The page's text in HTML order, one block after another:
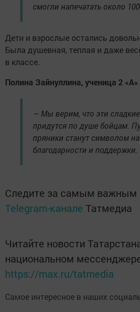
смогли напечатать около
Дети и взрослые остались
Была душевная, теплая и даже
в классе.
Полина Зайнуллина, ученица 2 «А»
— Мы верим, что эти
придутся по душе бойцам.
пряники станут символом
благодарности и поддержки.
Следите за самым важным
Telegram-канале Татмедиа
Читайте новости
национальном
https://max.ru/tatmedia
Самое интересное в наших